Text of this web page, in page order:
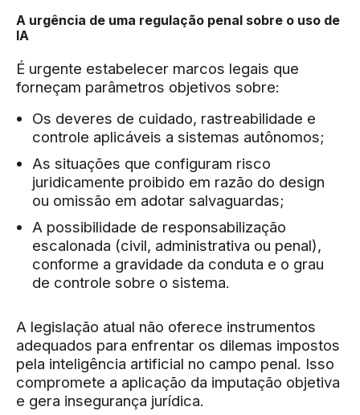
A urgência de uma regulação penal sobre o uso de
IA
É urgente estabelecer marcos legais que
forneçam parâmetros objetivos sobre:
Os deveres de cuidado, rastreabilidade e
controle aplicáveis a sistemas autônomos;
As situações que configuram risco
juridicamente proibido em razão do design
ou omissão em adotar salvaguardas;
A possibilidade de responsabilização
escalonada (civil, administrativa ou penal),
conforme a gravidade da conduta e o grau
de controle sobre o sistema.
A legislação atual não oferece instrumentos
adequados para enfrentar os dilemas impostos
pela inteligência artificial no campo penal. Isso
compromete a aplicação da imputação objetiva
e gera insegurança jurídica.